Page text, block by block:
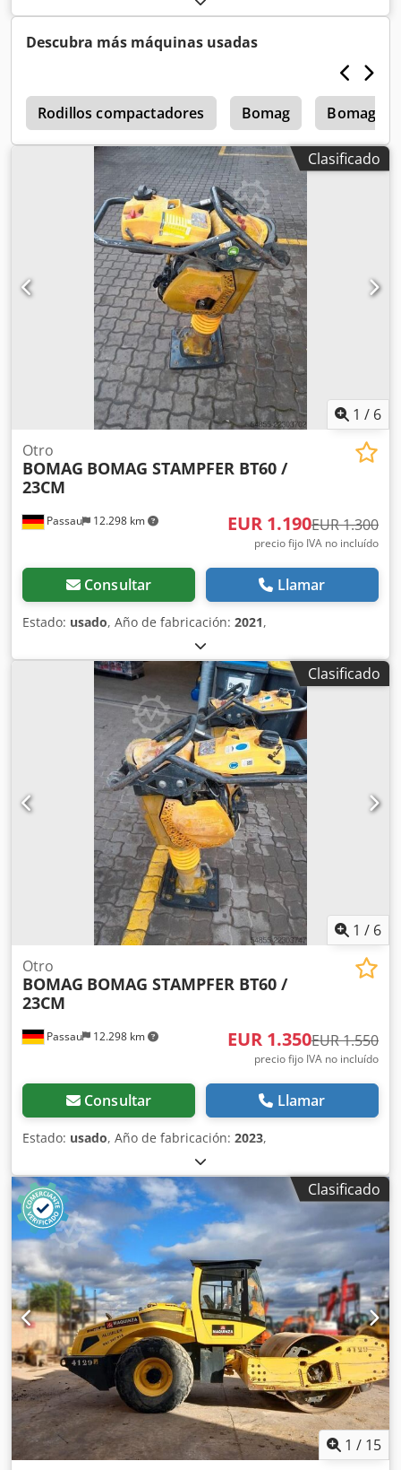
Descubra más máquinas usadas
Rodillos compactadores Bomag Bomag
Clasificado
1 / 6
Passau 12.298 km
Otro
BOMAG BOMAG STAMPFER BT60 /
23CM
EUR 1.190EUR 1.300
precio fijo IVA no incluído
Consultar Llamar
Estado: usado, Año de fabricación: 2021,
Clasificado
1 / 6
Passau 12.298 km
Otro
BOMAG BOMAG STAMPFER BT60 /
23CM
EUR 1.350EUR 1.550
precio fijo IVA no incluído
Consultar Llamar
Estado: usado, Año de fabricación: 2023,
Clasificado
1 / 15